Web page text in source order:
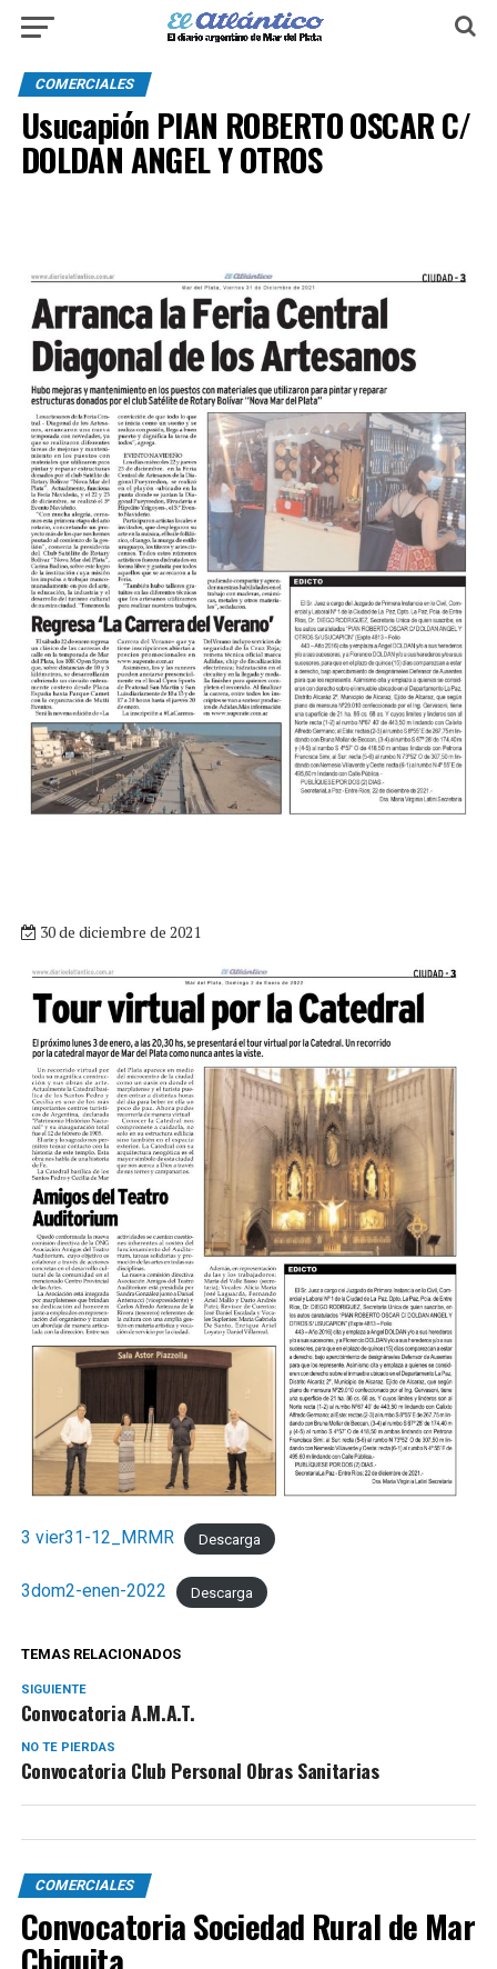
COMERCIALES
Usucapión PIAN ROBERTO OSCAR C/
DOLDAN ANGEL Y OTROS
30 de diciembre de 2021
3 vier31-12_MRMR Descarga
3dom2-enen-2022 Descarga
TEMAS RELACIONADOS
SIGUIENTE
Convocatoria A.M.A.T.
NO TE PIERDAS
Convocatoria Club Personal Obras Sanitarias
COMERCIALES
Convocatoria Sociedad Rural de Mar